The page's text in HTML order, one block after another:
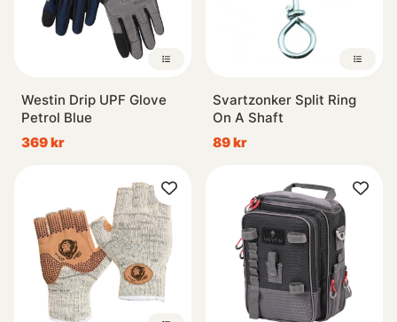
Westin Drip UPF Glove
Petrol Blue
369 kr
Svartzonker Split Ring
On A Shaft
89 kr